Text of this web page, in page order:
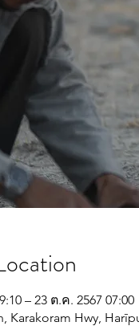
– 23 ต.ค. 2567 07:00
Karakoram Hwy,